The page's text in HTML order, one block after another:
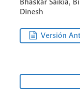
Bhaskar Saikia,
Dinesh
Versión